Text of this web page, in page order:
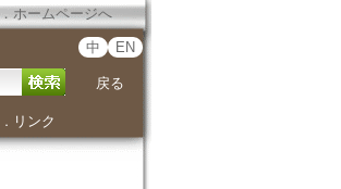
． ホームページへ
中 EN
戻る
． リンク